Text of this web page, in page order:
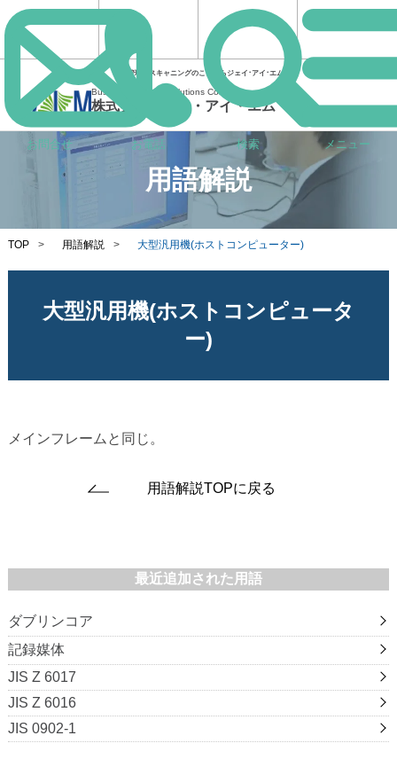
文書管理・スキャニングのことならジェイ･アイ･エム
Business Process Solutions Company
株式会社ジェイ・アイ・エム
お問合せ お電話 検索 メニュー
用語解説
TOP > 用語解説 > 大型汎用機(ホストコンピューター)
最近追加された用語
ダブリンコア
記録媒体
JIS Z 6017
JIS Z 6016
JIS 0902-1
大型汎用機(ホストコンピュータ
ー)
メインフレームと同じ。
用語解説TOPに戻る